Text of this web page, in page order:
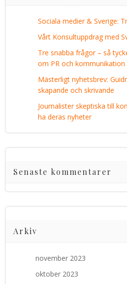
Sociala medier & Sverige:
Vårt Konsultuppdrag med
Tre snabba frågor – så
om PR och kommunikation
Mästerligt nyhetsbrev:
skapande och skrivande
Journalister skeptiska till
ha deras nyheter
Senaste kommentarer
Arkiv
november 2023
oktober 2023